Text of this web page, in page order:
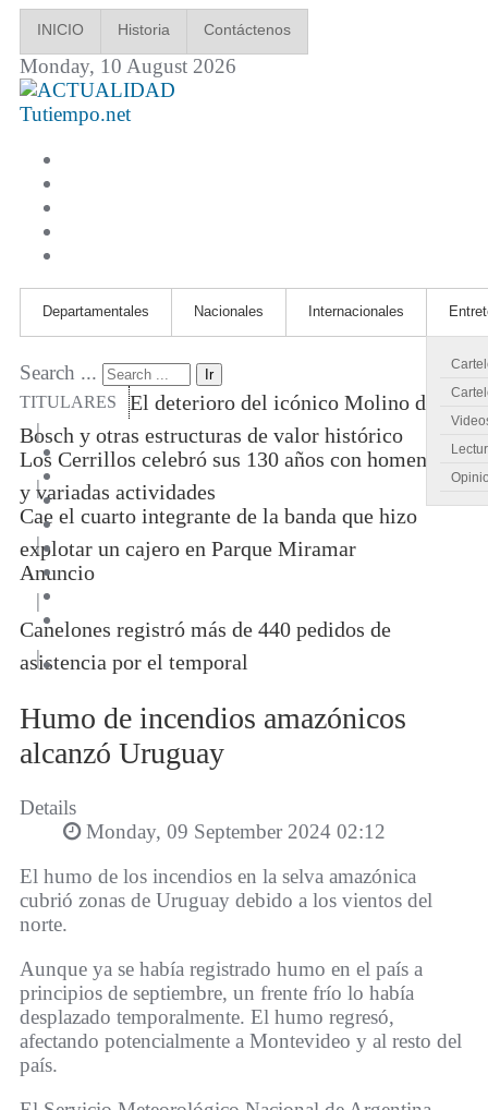
INICIO Historia Contáctenos
Monday, 10 August 2026
Tutiempo.net
Departamentales Nacionales Internacionales
Search ... Ir
TITULARES
El deterioro del icónico Molino de
Bosch y otras estructuras de valor histórico
|
Los Cerrillos celebró sus 130 años con homenajes
y variadas actividades
|
Cae el cuarto integrante de la banda que hizo
explotar un cajero en Parque Miramar
|
Anuncio
|
Canelones registró más de 440 pedidos de
asistencia por el temporal
|
Humo de incendios amazónicos
alcanzó Uruguay
Details
Monday, 09 September 2024 02:12
El humo de los incendios en la selva amazónica
cubrió zonas de Uruguay debido a los vientos del
norte.
Aunque ya se había registrado humo en el país a
principios de septiembre, un frente frío lo había
desplazado temporalmente. El humo regresó,
afectando potencialmente a Montevideo y al resto del
país.